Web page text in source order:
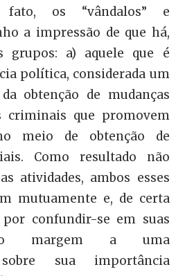
os “vândalos” e
a impressão de que há,
grupos: a) aquele que é
política, considerada um
obtenção de mudanças
criminais que promovem
meio de obtenção de
Como resultado não
atividades, ambos esses
mutuamente e, de certa
por confundir-se em suas
margem a uma
sobre sua importância